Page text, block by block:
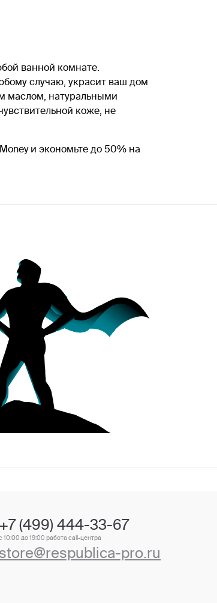
ванной комнате.
случаю, украсит ваш дом
маслом, натуральными
коже, не
и экономьте до 50% на
+7 (499) 444-33-67
10:00 до 19:00 работа call-центра
store@respublica-pro.ru